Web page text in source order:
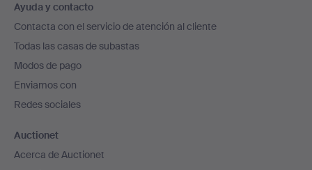
en
el
pie
de
página
Ayuda y contacto
Contacta con el servicio de atención al cliente
Todas las casas de subastas
Modos de pago
Enviamos con
Redes sociales
Auctionet
Acerca de Auctionet